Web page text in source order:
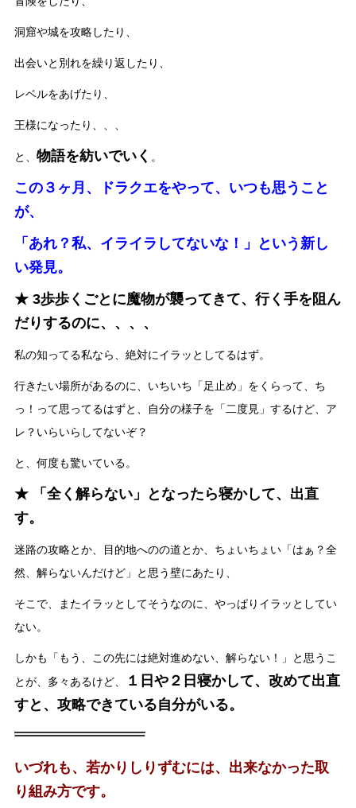
洞窟や城を攻略したり、
出会いと別れを繰り返したり、
レベルをあげたり、
王様になったり、、、
と、 物語を紡いでいく 。
この３ヶ月、ドラクエをやって、いつも思うこと
が、
「あれ？私、イライラしてないな！」という新し
い発見。
★ 3歩歩くごとに魔物が襲ってきて、行く手を阻ん
だりするのに、、、、
私の知ってる私なら、絶対にイラッとしてるはず。
行きたい場所があるのに、いちいち「足止め」をくらって、ち
っ！って思ってるはずと、自分の様子を「二度見」するけど、ア
レ？いらいらしてないぞ？
と、何度も驚いている。
★ 「全く解らない」となったら寝かして、出直
す。
迷路の攻略とか、目的地へのの道とか、ちょいちょい「はぁ？全
然、解らないんだけど」と思う壁にあたり、
そこで、またイラッとしてそうなのに、やっぱりイラッとしてい
ない。
しかも「もう、この先には絶対進めない、解らない！」と思うこ
とが、多々あるけど、
１日や２日寝かして、改めて出直
すと、攻略できている自分がいる。
いづれも、若かりしりずむには、出来なかった取
り組み方です。